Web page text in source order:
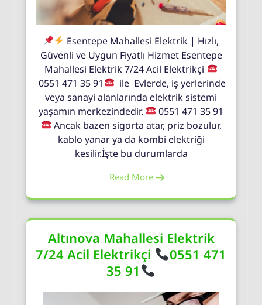
Esentepe Mahallesi Elektrik | Hızlı,
Güvenli ve Uygun Fiyatlı Hizmet Esentepe
Mahallesi Elektrik 7/24 Acil Elektrikçi
0551 471 35 91
ile Evlerde, iş yerlerinde
veya sanayi alanlarında elektrik sistemi
yaşamın merkezindedir.
0551 471 35 91
Ancak bazen sigorta atar, priz bozulur,
kablo yanar ya da kombi elektriği
kesilir.İşte bu durumlarda
Read More
Altınova Mahallesi Elektrik
7/24 Acil Elektrikçi
0551 471
35 91